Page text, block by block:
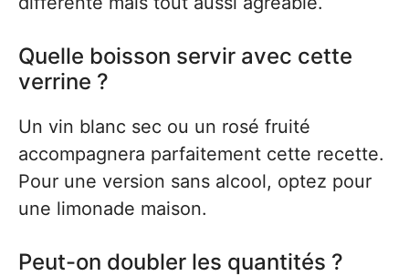
Quelle boisson servir avec cette
verrine ?
Un vin blanc sec ou un rosé fruité
accompagnera parfaitement cette recette.
Pour une version sans alcool, optez pour
une limonade maison.
Peut-on doubler les quantités ?